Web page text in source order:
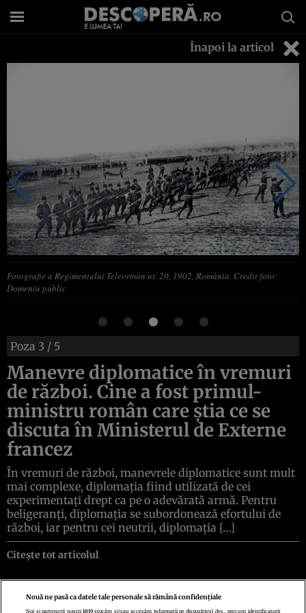
Înapoi la articol
Fotografie a Regimentului Teleorman nr. 20, 1902, România. Credit foto:
Domeniu public
Poza 3 / 5
Manevre diplomatice în vremuri
de război. Cine a fost primul-
ministru român care știa ce se
discuta în Ministerul de Externe
francez
În vremuri de război, manevrele diplomatice sunt mult
mai complexe, diplomația fiind utilizată de cei
experimentați drept ca pe o adevărată armă. Pentru
beligeranți, diplomația se subordonează efortului de
război, iar pentru cei neutrii, diplomația […]
Citește tot articolul
Nouă ne pasă ca datele tale personale să rămână confidențiale
Noi și partenerii noștri1019 stocăm și/sau accesăm informații pe dispozitivul dvs., precum identificatorii